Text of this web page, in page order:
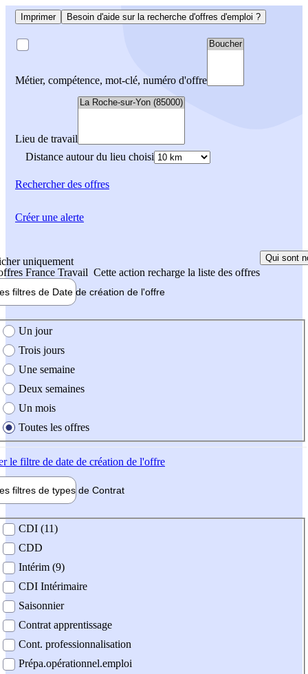
Imprimer Besoin d'aide sur la recherche d'offres d'emploi ?
Métier, compétence, mot-clé, numéro d'offre
Lieu de travail
Distance autour du lieu choisi
Rechercherdes offres
uniquement
France Travail Cette action recharge la liste des offres
Qui sont
filtres de Date de création de l'offre
création de l'offre
Un jour
Trois jours
Une semaine
Deux semaines
Un mois
Toutes les offres
le filtre de date de création de l'offre
filtres de types de Contrat
contrat
CDI (11)
CDD
Intérim (9)
CDI Intérimaire
Saisonnier
Contrat apprentissage
Cont. professionnalisation
Prépa.opérationnel.emploi
Créer une alerte